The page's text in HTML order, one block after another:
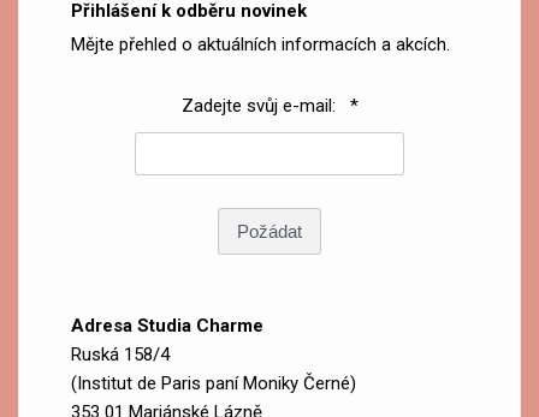
Přihlášení k odběru novinek
Mějte přehled o aktuálních informacích a akcích.
Zadejte svůj e-mail: *
Adresa Studia Charme
Ruská 158/4
(Institut de Paris paní Moniky Černé)
353 01 Mariánské Lázně